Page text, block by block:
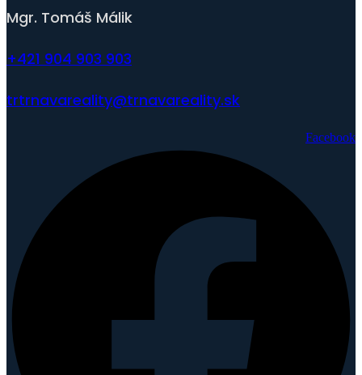
Mgr. Tomáš Málik
+421 904 903 903
trtrnavareality@trnavareality.sk
Facebook